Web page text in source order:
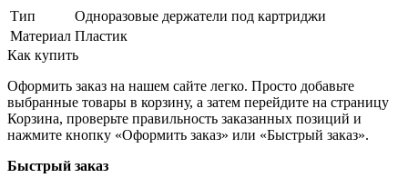
Тип
Одноразовые держатели под картриджи
Материал Пластик
Как купить
Оформить заказ на нашем сайте легко. Просто добавьте
выбранные товары в корзину, а затем перейдите на страницу
Корзина, проверьте правильность заказанных позиций и
нажмите кнопку «Оформить заказ» или «Быстрый заказ».
Быстрый заказ